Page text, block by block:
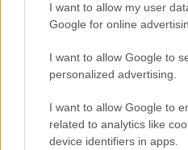
I want to allow my user
Google for online
I want to allow Google to
personalized advertising.
I want to allow Google to
related to analytics like
device identifiers in apps.